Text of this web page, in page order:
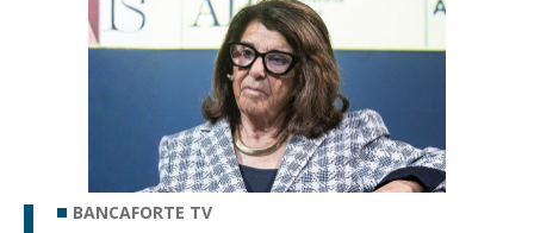
BANCAFORTE TV